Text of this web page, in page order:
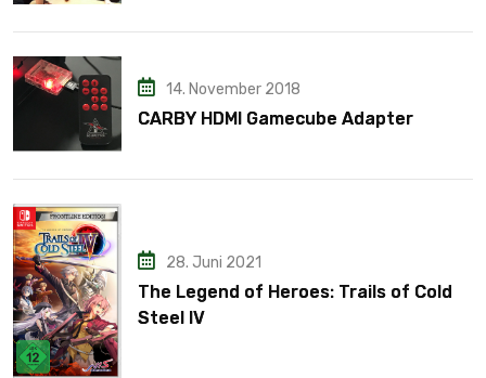
14. November 2018
CARBY HDMI Gamecube Adapter
28. Juni 2021
The Legend of Heroes: Trails of Cold
Steel IV